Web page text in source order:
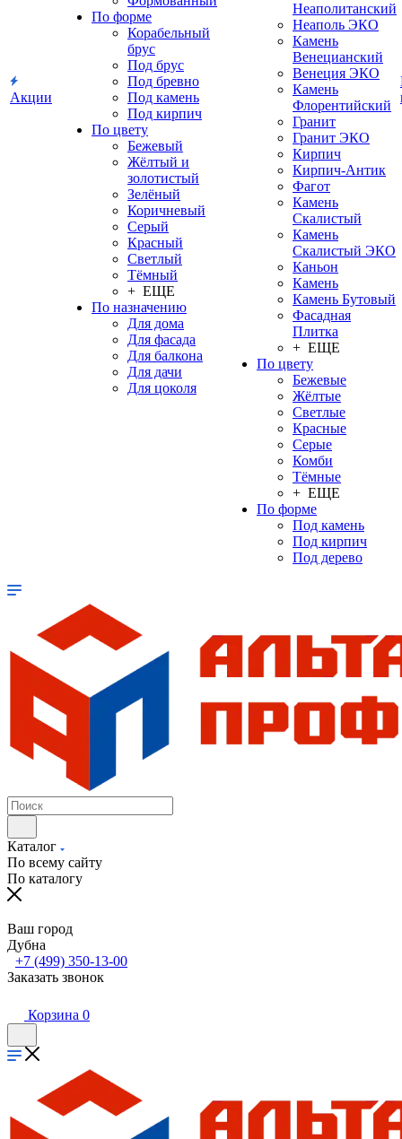
Акции
По форме
Корабельный
брус
Под брус
Под бревно
Под камень
Под кирпич
По цвету
Бежевый
Жёлтый и
золотистый
Зелёный
Коричневый
Серый
Красный
Светлый
Тёмный
+ ЕЩЕ
По назначению
Для дома
Для фасада
Для балкона
Для дачи
Для цоколя
Неаполитанский
Неаполь ЭКО
Камень
Венецианский
Венеция ЭКО
Камень
Флорентийский
Гранит
Гранит ЭКО
Кирпич
Кирпич-Антик
Фагот
Камень
Скалистый
Камень
Скалистый ЭКО
Каньон
Камень
Камень Бутовый
Фасадная
Плитка
+ ЕЩЕ
По цвету
Бежевые
Жёлтые
Светлые
Красные
Серые
Комби
Тёмные
+ ЕЩЕ
По форме
Под камень
Под кирпич
Под дерево
Каталог
По всему сайту
По каталогу
Ваш город
Дубна
+7 (499) 350-13-00
Заказать звонок
Корзина 0